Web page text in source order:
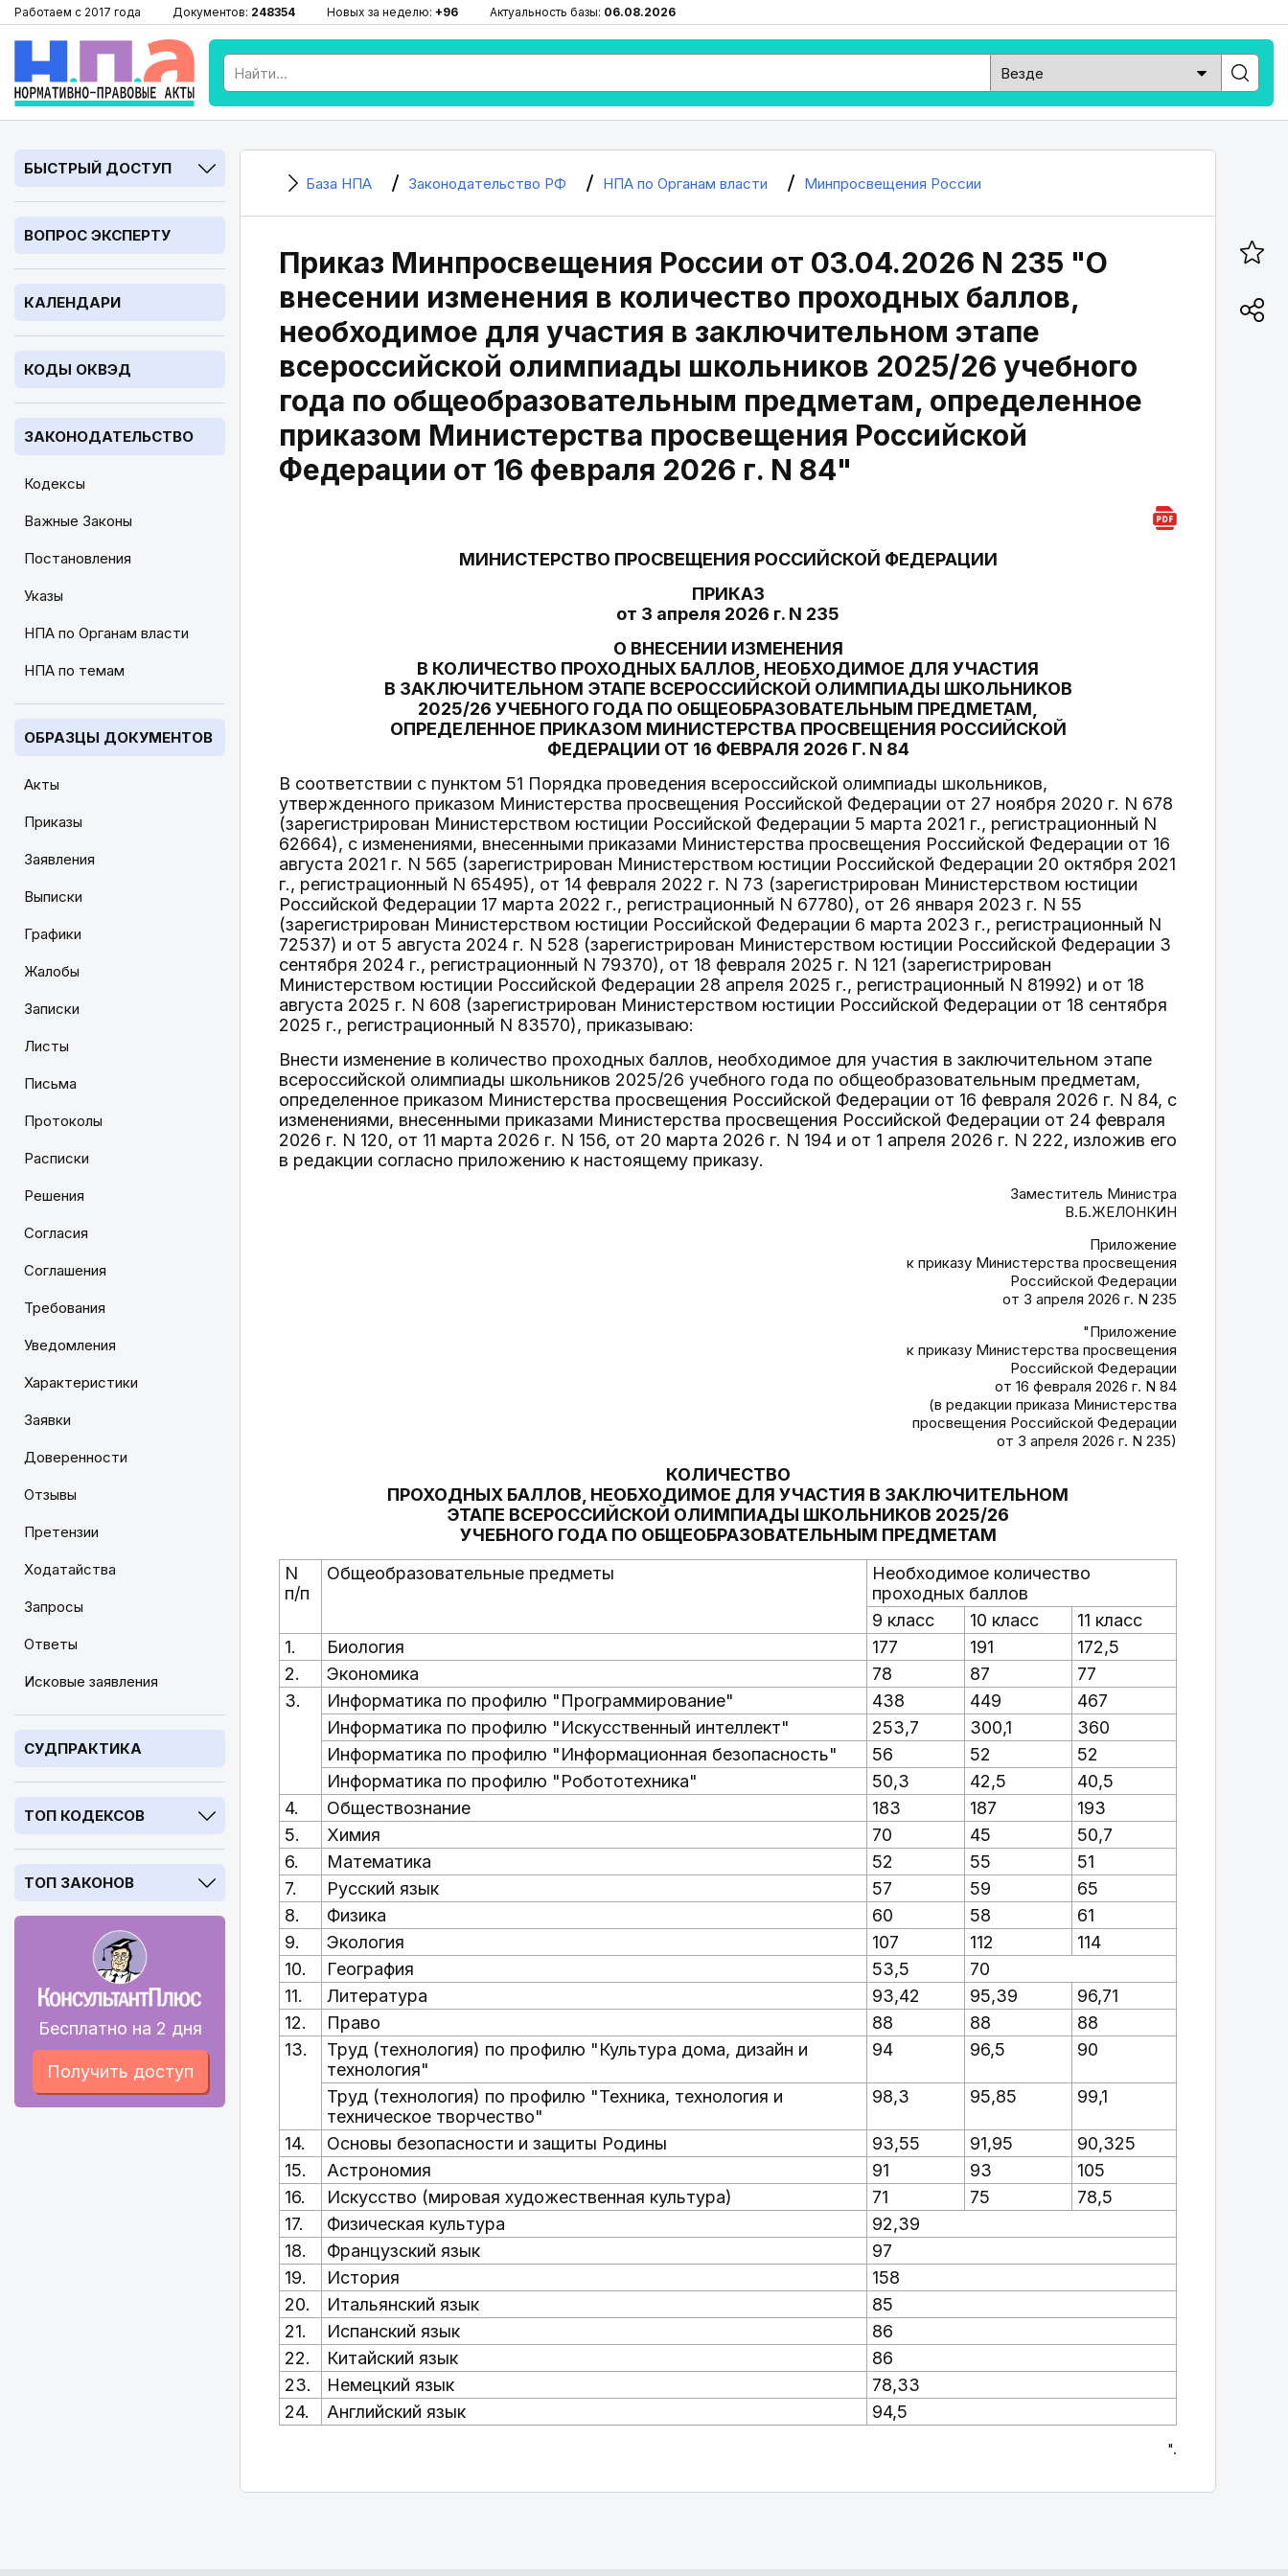
Работаем с 2017 года Документов: 248354 Новых за неделю: +96 Актуальность базы: 06.08.2026
БЫСТРЫЙ ДОСТУП
ВОПРОС ЭКСПЕРТУ
КАЛЕНДАРИ
КОДЫ ОКВЭД
ЗАКОНОДАТЕЛЬСТВО
Кодексы
Важные Законы
Постановления
Указы
НПА по Органам власти
НПА по темам
ОБРАЗЦЫ ДОКУМЕНТОВ
Акты
Приказы
Заявления
Выписки
Графики
Жалобы
Записки
Листы
Письма
Протоколы
Расписки
Решения
Согласия
Соглашения
Требования
Уведомления
Характеристики
Заявки
Доверенности
Отзывы
Претензии
Ходатайства
Запросы
Ответы
Исковые заявления
СУДПРАКТИКА
ТОП КОДЕКСОВ
ТОП ЗАКОНОВ
Бесплатно на 2 дня
Получить доступ
База НПА Законодательство РФ НПА по Органам власти Минпросвещения России
Приказ Минпросвещения России от 03.04.2026 N 235 "О
внесении изменения в количество проходных баллов,
необходимое для участия в заключительном этапе
всероссийской олимпиады школьников 2025/26 учебного
года по общеобразовательным предметам, определенное
приказом Министерства просвещения Российской
Федерации от 16 февраля 2026 г. N 84"
МИНИСТЕРСТВО ПРОСВЕЩЕНИЯ РОССИЙСКОЙ ФЕДЕРАЦИИ
ПРИКАЗ
от 3 апреля 2026 г. N 235
О ВНЕСЕНИИ ИЗМЕНЕНИЯ
В КОЛИЧЕСТВО ПРОХОДНЫХ БАЛЛОВ, НЕОБХОДИМОЕ ДЛЯ УЧАСТИЯ
В ЗАКЛЮЧИТЕЛЬНОМ ЭТАПЕ ВСЕРОССИЙСКОЙ ОЛИМПИАДЫ ШКОЛЬНИКОВ
2025/26 УЧЕБНОГО ГОДА ПО ОБЩЕОБРАЗОВАТЕЛЬНЫМ ПРЕДМЕТАМ,
ОПРЕДЕЛЕННОЕ ПРИКАЗОМ МИНИСТЕРСТВА ПРОСВЕЩЕНИЯ РОССИЙСКОЙ
ФЕДЕРАЦИИ ОТ 16 ФЕВРАЛЯ 2026 Г. N 84
В соответствии с пунктом 51 Порядка проведения всероссийской олимпиады школьников,
утвержденного приказом Министерства просвещения Российской Федерации от 27 ноября 2020 г. N 678
(зарегистрирован Министерством юстиции Российской Федерации 5 марта 2021 г., регистрационный N
62664), с изменениями, внесенными приказами Министерства просвещения Российской Федерации от 16
августа 2021 г. N 565 (зарегистрирован Министерством юстиции Российской Федерации 20 октября 2021
г., регистрационный N 65495), от 14 февраля 2022 г. N 73 (зарегистрирован Министерством юстиции
Российской Федерации 17 марта 2022 г., регистрационный N 67780), от 26 января 2023 г. N 55
(зарегистрирован Министерством юстиции Российской Федерации 6 марта 2023 г., регистрационный N
72537) и от 5 августа 2024 г. N 528 (зарегистрирован Министерством юстиции Российской Федерации 3
сентября 2024 г., регистрационный N 79370), от 18 февраля 2025 г. N 121 (зарегистрирован
Министерством юстиции Российской Федерации 28 апреля 2025 г., регистрационный N 81992) и от 18
августа 2025 г. N 608 (зарегистрирован Министерством юстиции Российской Федерации от 18 сентября
2025 г., регистрационный N 83570), приказываю:
Внести изменение в количество проходных баллов, необходимое для участия в заключительном этапе
всероссийской олимпиады школьников 2025/26 учебного года по общеобразовательным предметам,
определенное приказом Министерства просвещения Российской Федерации от 16 февраля 2026 г. N 84, с
изменениями, внесенными приказами Министерства просвещения Российской Федерации от 24 февраля
2026 г. N 120, от 11 марта 2026 г. N 156, от 20 марта 2026 г. N 194 и от 1 апреля 2026 г. N 222, изложив его
в редакции согласно приложению к настоящему приказу.
Заместитель Министра
В.Б.ЖЕЛОНКИН
Приложение
к приказу Министерства просвещения
Российской Федерации
от 3 апреля 2026 г. N 235
"Приложение
к приказу Министерства просвещения
Российской Федерации
от 16 февраля 2026 г. N 84
(в редакции приказа Министерства
просвещения Российской Федерации
от 3 апреля 2026 г. N 235)
КОЛИЧЕСТВО
ПРОХОДНЫХ БАЛЛОВ, НЕОБХОДИМОЕ ДЛЯ УЧАСТИЯ В ЗАКЛЮЧИТЕЛЬНОМ
ЭТАПЕ ВСЕРОССИЙСКОЙ ОЛИМПИАДЫ ШКОЛЬНИКОВ 2025/26
УЧЕБНОГО ГОДА ПО ОБЩЕОБРАЗОВАТЕЛЬНЫМ ПРЕДМЕТАМ
N
п/п
Общеобразовательные предметы
Необходимое количество
проходных баллов
9 класс
10 класс
11 класс
1.
Биология 177 191
172,5
2.
Экономика 78 87
77
3.
Информатика по профилю "Программирование" 438 449
467
Информатика по профилю "Искусственный интеллект"
253,7 300,1
360
Информатика по профилю "Информационная безопасность"
56 52
52
Информатика по профилю "Робототехника"
50,3 42,5
40,5
4.
Обществознание 183 187
193
5.
Химия 70 45
50,7
6.
Математика 52 55
51
7.
Русский язык 57 59
65
8.
Физика 60 58
61
9.
Экология 107 112
114
10.
География 53,5
70
11.
Литература 93,42 95,39
96,71
12.
Право 88 88
88
13.
Труд (технология) по профилю "Культура дома, дизайн и
технология"
94 96,5 90
Труд (технология) по профилю "Техника, технология и
техническое творчество"
98,3 95,85 99,1
14. Основы безопасности и защиты Родины 93,55 91,95
90,325
15.
Астрономия 91 93
105
16.
Искусство (мировая художественная культура) 71 75
78,5
17.
Физическая культура
92,39
18.
Французский язык
97
19.
История
158
20.
Итальянский язык
85
21.
Испанский язык
86
22.
Китайский язык
86
23.
Немецкий язык
78,33
24.
Английский язык 94,5
".